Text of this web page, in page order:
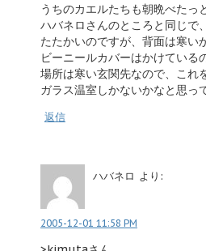
うちのカエルたちも朝晩べたっ
ハバネロさんのところと同じで
たたかいのですが、背面は寒い
ビーニールカバーはかけている
場所は寒い玄関先なので、これ
ガラス温室しかないかなと思っ
返信
ハバネロ より:
2005-12-01 11:58 PM